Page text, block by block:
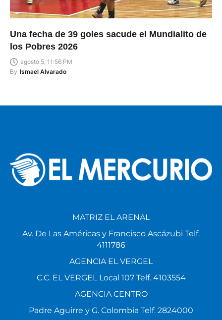
Una fecha de 39 goles sacude el Mundialito de
los Pobres 2026
agosto 5, 11:56 PM
By Ismael Alvarado
MATRIZ EL ARENAL
Av. De Las Américas y Francisco Ascázubi Telf.
4111786
AGENCIA EL VERGEL
C.C. EL VERGEL Local 107 Telf. 4103554
AGENCIA CENTRO
Padre Aguirre y G. Colombia Telf. 2824000